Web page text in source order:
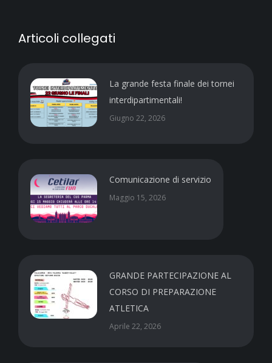
Articoli collegati
La grande festa finale dei tornei
interdipartimentali!
Giugno 22, 2026
Comunicazione di servizio
Maggio 15, 2026
GRANDE PARTECIPAZIONE AL
CORSO DI PREPARAZIONE
ATLETICA
Aprile 22, 2026